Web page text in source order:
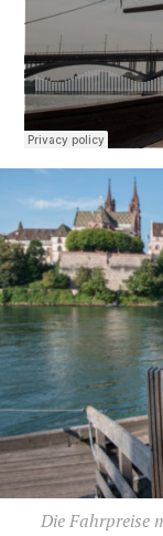
Die Fahrpreise